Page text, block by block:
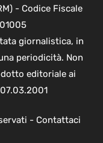
- Codice Fiscale
giornalistica, in
periodicità. Non
editoriale ai
- Contattaci